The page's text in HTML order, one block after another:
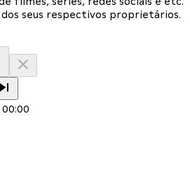
seus respectivos proprietários.
00:00